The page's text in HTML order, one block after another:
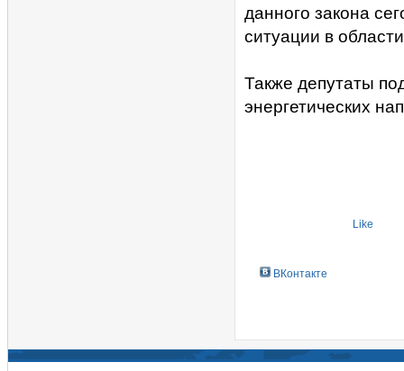
данного закона
ситуации в
Также депутаты
энергетических
Like
ВКонтакте